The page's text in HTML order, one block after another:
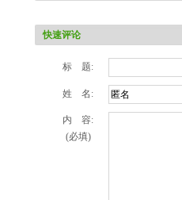
快速评论
标 题:
姓 名:
内 容:
(必填)